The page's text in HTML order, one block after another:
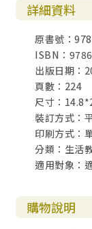
言」的「房
及或面對的議
人們串謀、保
傑魯巴維提
們的沉默。
紀者的利器
可信度。於
除它們，我們
諷刺的是，
術一般，大
它，我們才能
詳細資料
原書號：
ISBN：
出版日期：
頁數：224
尺寸：
裝訂方式：
印刷方式：
分類：生活
適用對象：
購物說明